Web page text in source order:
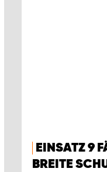
EINSATZ 9
BREITE